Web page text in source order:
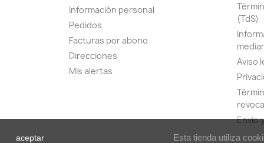
Información personal
Pedidos
Facturas por abono
Direcciones
Mis alertas
(TdS)
Aviso
Envío
aceptar Esta tienda utiliza